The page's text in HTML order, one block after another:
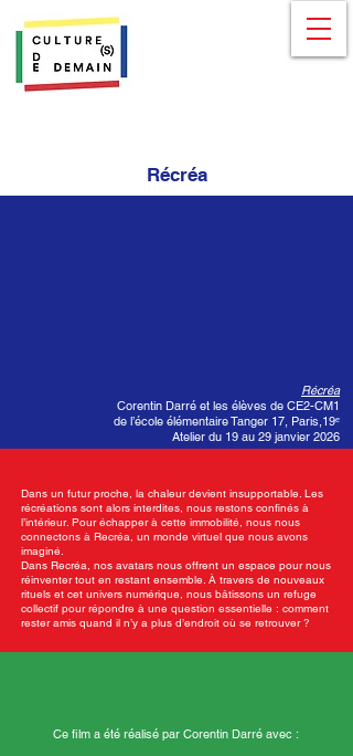
Récréa
Récréa
Corentin Darré et les élèves de CE2-CM1
de l’école élémentaire Tanger 17, Paris,19ᵉ
Atelier du 19 au 29 janvier 2026
Dans un futur proche, la chaleur devient insupportable. Les
récréations sont alors interdites, nous restons confinés à
l’intérieur. Pour échapper à cette immobilité, nous nous
connectons à Recréa, un monde virtuel que nous avons
imaginé.
Dans Recréa, nos avatars nous offrent un espace pour nous
réinventer tout en restant ensemble. À travers de nouveaux
rituels et cet univers numérique, nous bâtissons un refuge
collectif pour répondre à une question essentielle : comment
rester amis quand il n’y a plus d’endroit où se retrouver ?
Ce film a été réalisé par Corentin Darré avec :